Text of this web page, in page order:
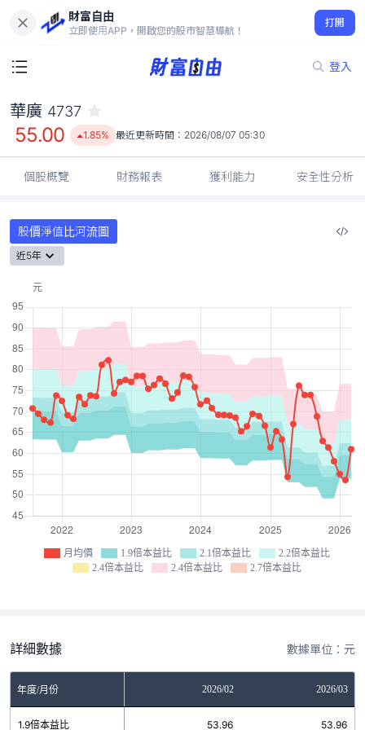
財富自由
立即使用APP，開啟您的股市智慧導航！
打開
登入
55.00
1.85%
華廣 4737
55.00 1.85% 最近更新時間： 2026/08/07 05:30
個股概覽 財務報表 獲利能力 安全性分析
股價淨值比河流圖
近5年
月均價 1.9倍本益比 2.1倍本益比
2.2倍本益比
2.4倍本益比
2.4倍本益比 2.7倍本益比
詳細數據 數據單位：元
年度/月份 2026/02 2026/03
1.9倍本益比 53.96 53.96